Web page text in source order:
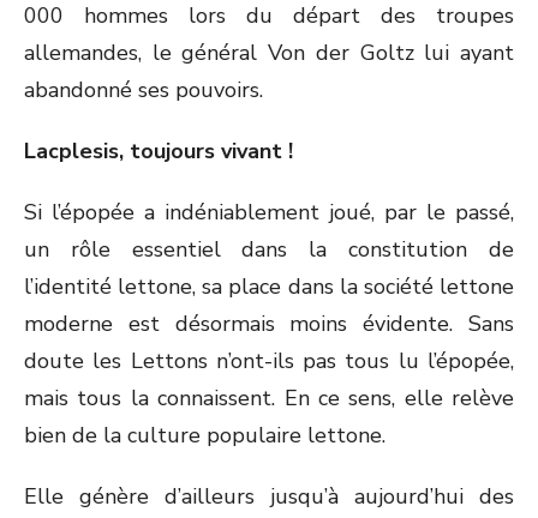
000 hommes lors du départ des troupes
allemandes, le général Von der Goltz lui ayant
abandonné ses pouvoirs.
Lacplesis, toujours vivant !
Si l’épopée a indéniablement joué, par le passé,
un rôle essentiel dans la constitution de
l’identité lettone, sa place dans la société lettone
moderne est désormais moins évidente. Sans
doute les Lettons n’ont-ils pas tous lu l’épopée,
mais tous la connaissent. En ce sens, elle relève
bien de la culture populaire lettone.
Elle génère d’ailleurs jusqu’à aujourd’hui des